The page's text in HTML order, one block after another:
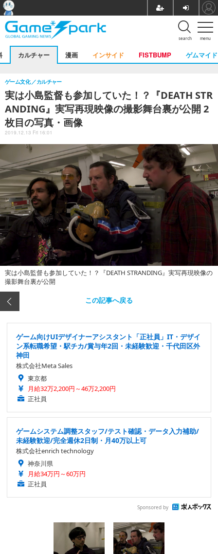
menu
search
カルチャー 漫画 インサイド FISTBUMP ゲムマイド
実は小島監督も参加していた！？『DEATH STR
ANDING』実写再現映像の撮影舞台裏が公開 2
枚目の写真・画像
ゲーム文化 カルチャー
2019.12.13 Fri 16:01
実は小島監督も参加していた！？『DEATH STRANDING』実写再現映像の
撮影舞台裏が公開
この記事へ戻る
ゲーム向けUIデザイナーアシスタント「正社員」IT・デザイ
ン系転職希望・駅チカ/賞与年2回・未経験歓迎・千代田区外
神田
株式会社Meta Sales
東京都
月給32万2,200円～46万2,200円
正社員
ゲームシステム調整スタッフ/テスト確認・データ入力補助/
未経験歓迎/完全週休2日制・月40万以上可
株式会社enrich technology
神奈川県
月給34万円～60万円
正社員
Sponsored by